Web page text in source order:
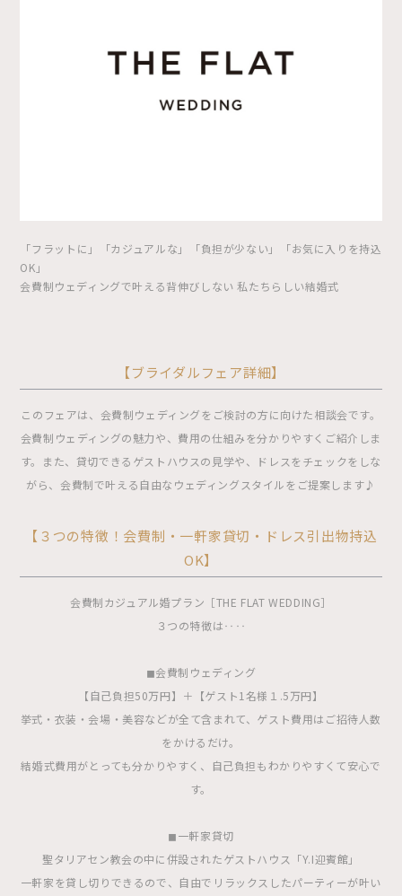
「フラットに」「カジュアルな」「負担が少ない」「お気に入りを持込
OK」
会費制ウェディングで叶える背伸びしない 私たちらしい結婚式
【ブライダルフェア詳細】
このフェアは、会費制ウェディングをご検討の方に向けた相談会です。
会費制ウェディングの魅力や、費用の仕組みを分かりやすくご紹介しま
す。また、貸切できるゲストハウスの見学や、ドレスをチェックをしな
がら、会費制で叶える自由なウェディングスタイルをご提案します♪
【３つの特徴！会費制・一軒家貸切・ドレス引出物持込
OK】
会費制カジュアル婚プラン［THE FLAT WEDDING］
３つの特徴は‥‥
◼︎会費制ウェディング
【自己負担50万円】＋【ゲスト1名様１.5万円】
挙式・衣装・会場・美容などが全て含まれて、ゲスト費用はご招待人数
をかけるだけ。
結婚式費用がとっても分かりやすく、自己負担もわかりやすくて安心で
す。
◼︎一軒家貸切
聖タリアセン教会の中に併設されたゲストハウス「Y.I迎賓館」
一軒家を貸し切りできるので、自由でリラックスしたパーティーが叶い